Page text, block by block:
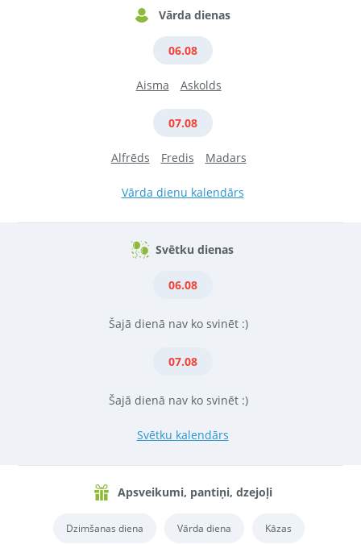
Vārda dienas
06.08
Aisma Askolds
07.08
Alfrēds Fredis Madars
Vārda dienu kalendārs
Svētku dienas
06.08
Šajā dienā nav ko svinēt :)
07.08
Šajā dienā nav ko svinēt :)
Svētku kalendārs
Apsveikumi, pantiņi, dzejoļi
Dzimšanas diena Vārda diena Kāzas